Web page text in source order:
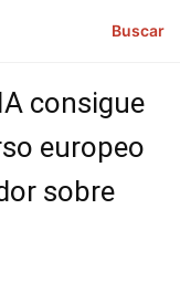
Buscar
consigue
europeo
sobre